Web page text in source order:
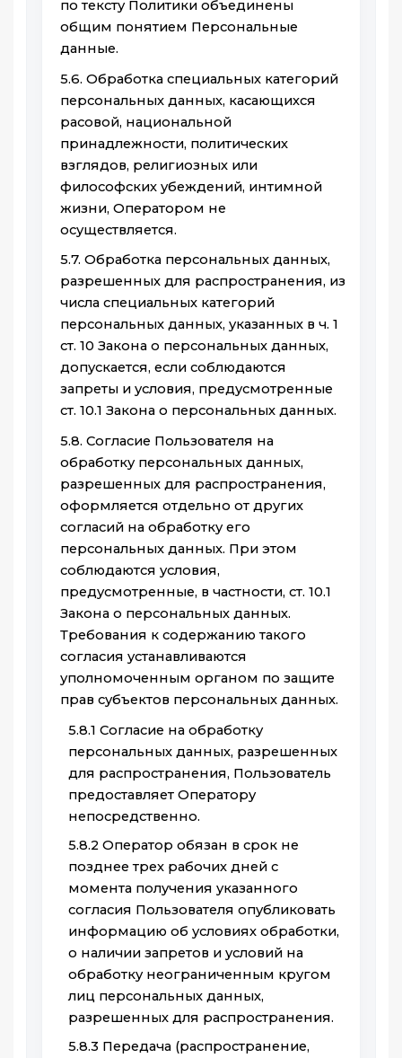
по тексту Политики объединены
общим понятием Персональные
данные.
5.6. Обработка специальных категорий
персональных данных, касающихся
расовой, национальной
принадлежности, политических
взглядов, религиозных или
философских убеждений, интимной
жизни, Оператором не
осуществляется.
5.7. Обработка персональных данных,
разрешенных для распространения, из
числа специальных категорий
персональных данных, указанных в ч. 1
ст. 10 Закона о персональных данных,
допускается, если соблюдаются
запреты и условия, предусмотренные
ст. 10.1 Закона о персональных данных.
5.8. Согласие Пользователя на
обработку персональных данных,
разрешенных для распространения,
оформляется отдельно от других
согласий на обработку его
персональных данных. При этом
соблюдаются условия,
предусмотренные, в частности, ст. 10.1
Закона о персональных данных.
Требования к содержанию такого
согласия устанавливаются
уполномоченным органом по защите
прав субъектов персональных данных.
5.8.1 Согласие на обработку
персональных данных, разрешенных
для распространения, Пользователь
предоставляет Оператору
непосредственно.
5.8.2 Оператор обязан в срок не
позднее трех рабочих дней с
момента получения указанного
согласия Пользователя опубликовать
информацию об условиях обработки,
о наличии запретов и условий на
обработку неограниченным кругом
лиц персональных данных,
разрешенных для распространения.
5.8.3 Передача (распространение,